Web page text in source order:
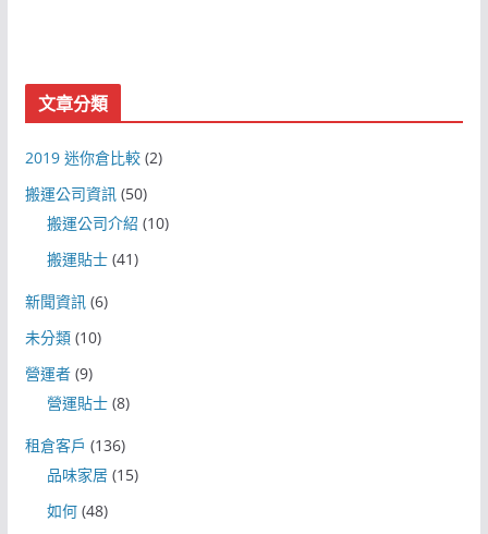
文章分類
2019 迷你倉比較(2)
搬運公司資訊 (50)
搬運公司介紹 (10)
搬運貼士(41)
新聞資訊 (6)
未分類(10)
營運者(9)
營運貼士(8)
租倉客戶 (136)
品味家居(15)
如何(48)